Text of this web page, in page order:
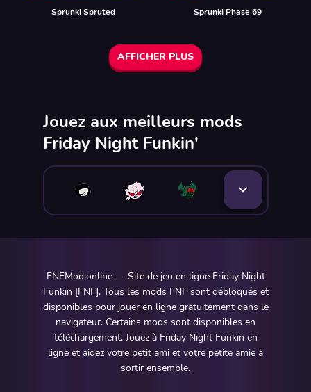
Sprunki Spruted Sprunki Phase 69
AFFICHER PLUS
Jouez aux meilleurs mods
Friday Night Funkin'
FNFMod.online — Site de jeu en ligne Friday Night
Funkin [FNF]. Tous les mods FNF sont débloqués et
disponibles pour jouer en ligne gratuitement dans le
navigateur. Certains mods sont disponibles en
téléchargement. Jouez à Friday Night Funkin en
ligne et aidez votre petit ami et votre petite amie à
sortir ensemble.